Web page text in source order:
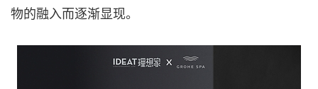
物的融入而逐渐显现。